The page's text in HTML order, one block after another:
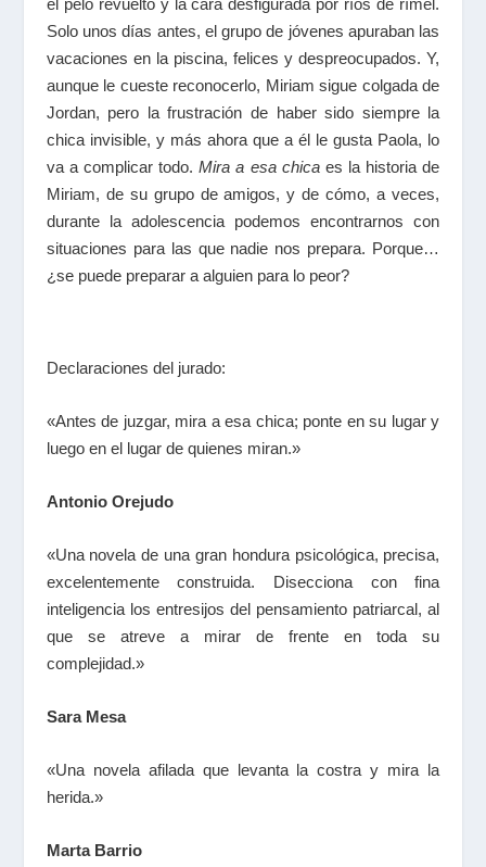
Solo unos días antes, el grupo de jóvenes apuraban las
vacaciones en la piscina, felices y despreocupados. Y,
aunque le cueste reconocerlo, Miriam sigue colgada de
Jordan, pero la frustración de haber sido siempre la
chica invisible, y más ahora que a él le gusta Paola, lo
va a complicar todo.Mira a esa chicaes la historia de
Miriam, de su grupo de amigos, y de cómo, a veces,
durante la adolescencia podemos encontrarnos con
situaciones para las que nadie nos prepara. Porque…
¿se puede preparar a alguien para lo peor?
Declaraciones del jurado:
«Antes de juzgar, mira a esa chica; ponte en su lugar y
luego en el lugar de quienes miran.»
Antonio Orejudo
«Una novela de una gran hondura psicológica, precisa,
excelentemente construida. Disecciona con fina
inteligencia los entresijos del pensamiento patriarcal, al
que se atreve a mirar de frente en toda su
complejidad.»
Sara Mesa
«Una novela afilada que levanta la costra y mira la
herida.»
Marta Barrio